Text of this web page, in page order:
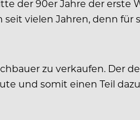
der 90er Jahre der erste
vielen Jahren, denn für
zu verkaufen. Der
und somit einen Teil